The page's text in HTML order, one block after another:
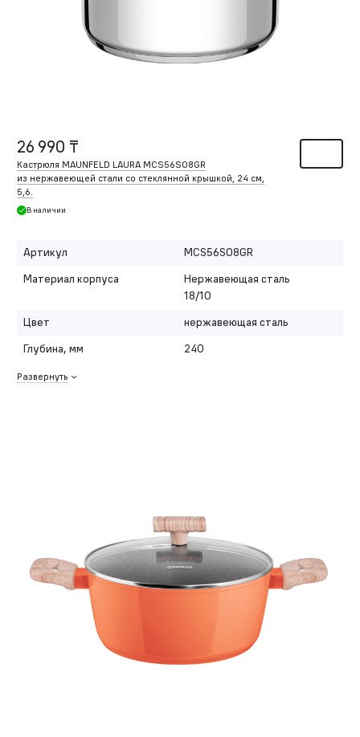
26 990 ₸
Кастрюля MAUNFELD LAURA MCS56S08GR
из нержавеющей стали со стеклянной крышкой, 24 см,
5,6.
В наличии
Артикул
MCS56S08GR
Материал корпуса
Нержавеющая сталь
18/10
Цвет
нержавеющая сталь
Глубина, мм
240
Развернуть